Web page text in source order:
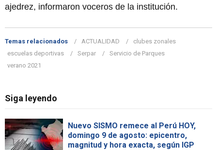
ajedrez, informaron voceros de la institución.
Temas relacionados ACTUALIDAD
clubes zonales
escuelas deportivas
Serpar
Servicio de Parques
verano 2021
Siga leyendo
Nuevo SISMO remece al Perú HOY,
domingo 9 de agosto: epicentro,
magnitud y hora exacta, según IGP